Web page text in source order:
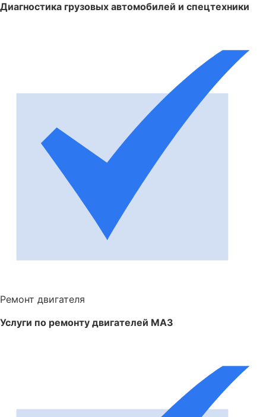
Диагностика грузовых автомобилей и спецтехники
Ремонт двигателя
Услуги по ремонту двигателей МАЗ